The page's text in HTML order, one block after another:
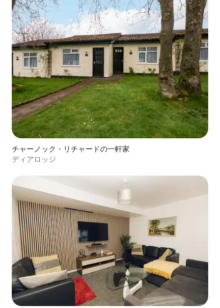
チャーノック・リチャードの一軒家
ディアロッジ